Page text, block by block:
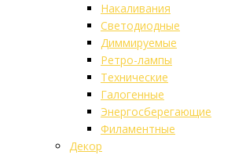
Накаливания
Светодиодные
Диммируемые
Ретро-лампы
Технические
Галогенные
Энергосберегающие
Филаментные
Декор